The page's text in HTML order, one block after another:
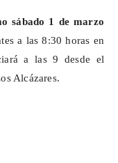
sábado 1 de marzo
a las 8:30 horas en
a las 9 desde el
Alcázares.